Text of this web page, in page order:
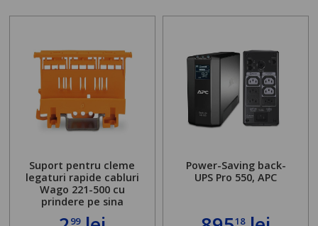
Suport pentru cleme
legaturi rapide cabluri
Wago 221-500 cu
prindere pe sina
99
Power-Saving back-
UPS Pro 550, APC
18